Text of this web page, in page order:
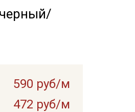
590 руб/м
472 руб/м